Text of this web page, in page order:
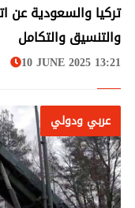
تركيا والسعودية عن
والتنسيق والتكامل
10 JUNE 2025 13:21
عربي ودولي